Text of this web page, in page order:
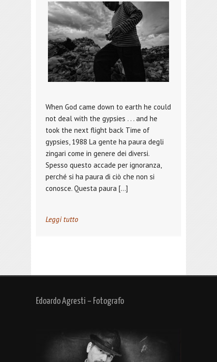
When God came down to earth he could
not deal with the gypsies . . . and he
took the next flight back Time of
gypsies, 1988 La gente ha paura degli
zingari come in genere dei diversi.
Spesso questo accade per ignoranza,
perché si ha paura di ciò che non si
conosce. Questa paura […]
Leggi tutto
Edoardo Agresti – Fotografo